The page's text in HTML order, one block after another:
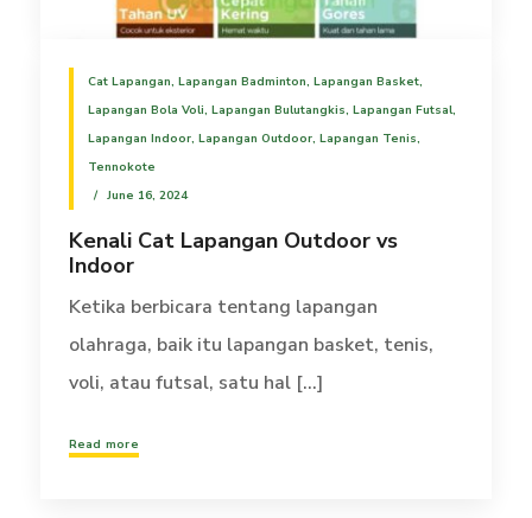
Cat Lapangan, Lapangan Badminton, Lapangan Basket,
Lapangan Bola Voli, Lapangan Bulutangkis, Lapangan Futsal,
Lapangan Indoor, Lapangan Outdoor, Lapangan Tenis,
Tennokote
June 16, 2024
Kenali Cat Lapangan Outdoor vs
Indoor
Ketika berbicara tentang lapangan
olahraga, baik itu lapangan basket, tenis,
voli, atau futsal, satu hal [...]
Read more